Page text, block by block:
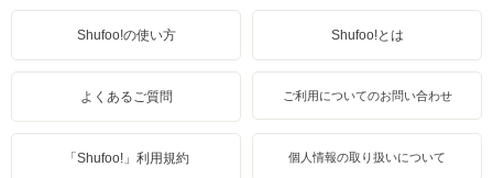
Shufoo!の使い方 Shufoo!とは
よくあるご質問 ご利用についてのお問い合わせ
「Shufoo!」利用規約 個人情報の取り扱いについて